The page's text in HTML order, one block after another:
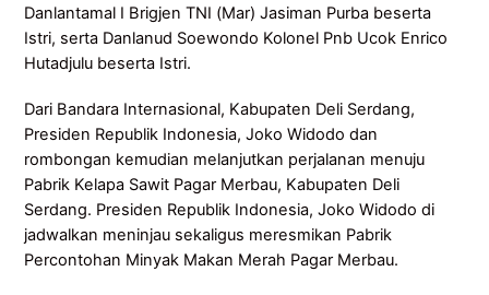
Danlantamal I Brigjen TNI (Mar) Jasiman Purba beserta
Istri, serta Danlanud Soewondo Kolonel Pnb Ucok Enrico
Hutadjulu beserta Istri.
Dari Bandara Internasional, Kabupaten Deli Serdang,
Presiden Republik Indonesia, Joko Widodo dan
rombongan kemudian melanjutkan perjalanan menuju
Pabrik Kelapa Sawit Pagar Merbau, Kabupaten Deli
Serdang. Presiden Republik Indonesia, Joko Widodo di
jadwalkan meninjau sekaligus meresmikan Pabrik
Percontohan Minyak Makan Merah Pagar Merbau.